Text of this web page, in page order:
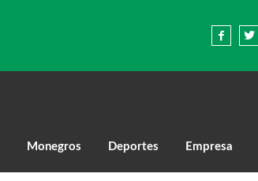
Monegros Deportes Empresa